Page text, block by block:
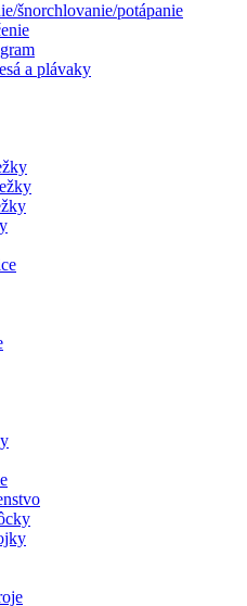
šnorchlovanie/potápanie
a plávaky